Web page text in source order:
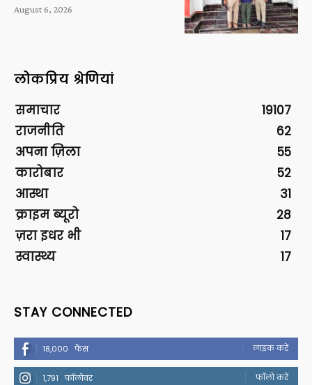
August 6, 2026
लोकप्रिय श्रेणियां
समाचार
19107
राजनीति
62
अपना ज़िला
55
कारोबार
52
आस्था
31
क्राइम ब्यूरो
28
ज़रा इधर भी
17
स्वास्थ्य
17
STAY CONNECTED
18,000 फैंस लाइक करें
1,791 फॉलोवर फॉलो करें